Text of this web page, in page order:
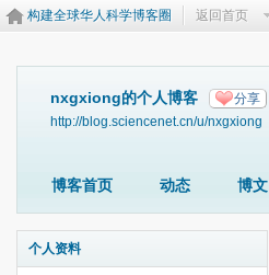
构建全球华人科学博客圈 返回首页
nxgxiong的个人博客 分享
http://blog.sciencenet.cn/u/nxgxiong
博客首页 动态 博文
个人资料